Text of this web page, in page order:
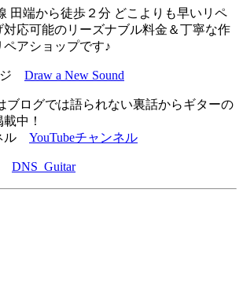
田端から徒歩２分 どこよりも早いリペ
対応可能のリーズナブル料金＆丁寧な作
アショップです♪
ジ Draw a New Sound
ブログでは語られない裏話からギターの
載中！
ル YouTubeチャンネル
DNS_Guitar